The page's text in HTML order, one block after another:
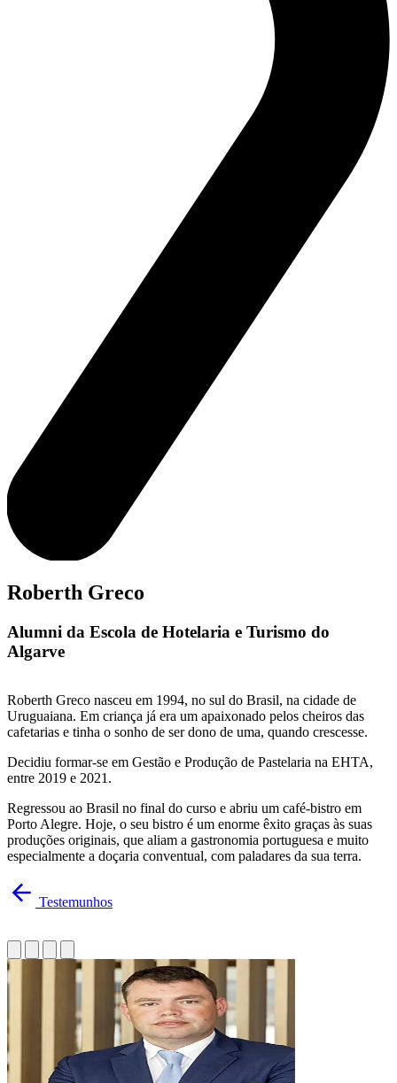
Roberth Greco
Alumni da Escola de Hotelaria e Turismo do
Algarve
Roberth Greco nasceu em 1994, no sul do Brasil, na cidade de
Uruguaiana. Em criança já era um apaixonado pelos cheiros das
cafetarias e tinha o sonho de ser dono de uma, quando crescesse.
Decidiu formar-se em Gestão e Produção de Pastelaria na EHTA,
entre 2019 e 2021.
Regressou ao Brasil no final do curso e abriu um café-bistro em
Porto Alegre. Hoje, o seu bistro é um enorme êxito graças às suas
produções originais, que aliam a gastronomia portuguesa e muito
especialmente a doçaria conventual, com paladares da sua terra.
Testemunhos